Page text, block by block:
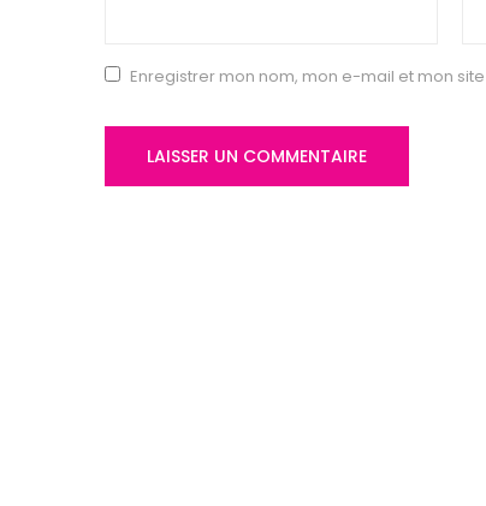
Enregistrer mon nom, mon e-mail et mon